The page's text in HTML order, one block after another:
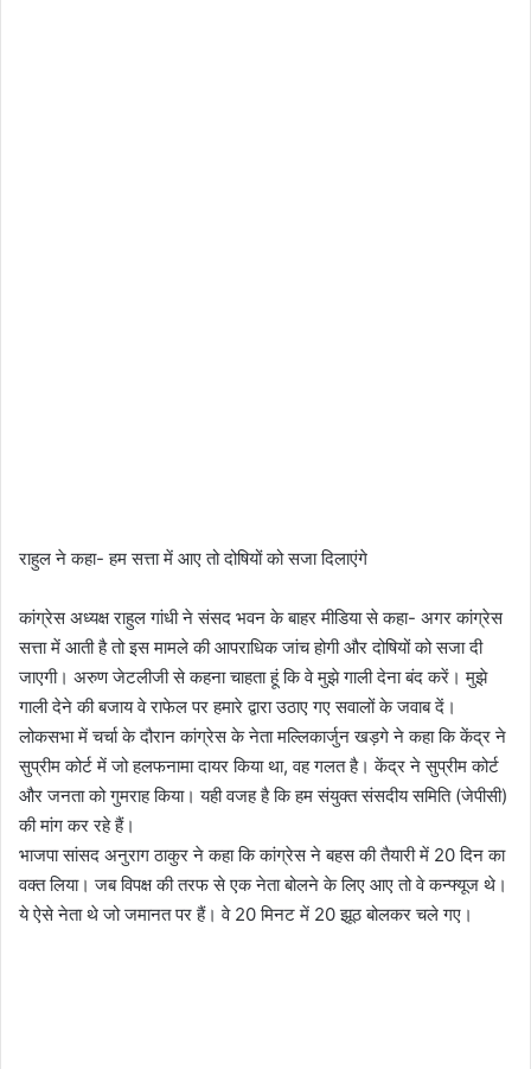
राहुल ने कहा- हम सत्ता में आए तो दोषियों को सजा दिलाएंगे
कांग्रेस अध्यक्ष राहुल गांधी ने संसद भवन के बाहर मीडिया से कहा- अगर कांग्रेस
सत्ता में आती है तो इस मामले की आपराधिक जांच होगी और दोषियों को सजा दी
जाएगी। अरुण जेटलीजी से कहना चाहता हूं कि वे मुझे गाली देना बंद करें। मुझे
गाली देने की बजाय वे राफेल पर हमारे द्वारा उठाए गए सवालों के जवाब दें।
लोकसभा में चर्चा के दौरान कांग्रेस के नेता मल्लिकार्जुन खड़गे ने कहा कि केंद्र ने
सुप्रीम कोर्ट में जो हलफनामा दायर किया था, वह गलत है। केंद्र ने सुप्रीम कोर्ट
और जनता को गुमराह किया। यही वजह है कि हम संयुक्त संसदीय समिति (जेपीसी)
की मांग कर रहे हैं।
भाजपा सांसद अनुराग ठाकुर ने कहा कि कांग्रेस ने बहस की तैयारी में 20 दिन का
वक्त लिया। जब विपक्ष की तरफ से एक नेता बोलने के लिए आए तो वे कन्फ्यूज थे।
ये ऐसे नेता थे जो जमानत पर हैं। वे 20 मिनट में 20 झूठ बोलकर चले गए।